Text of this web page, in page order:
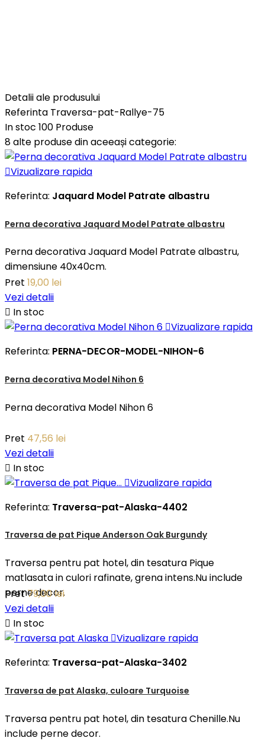
Detalii ale produsului
Referinta Traversa-pat-Rallye-75
In stoc 100 Produse
8 alte produse din aceeași categorie:
Vizualizare rapida
Referinta: Jaquard Model Patrate albastru
Perna decorativa Jaquard Model Patrate albastru
Perna decorativa Jaquard Model Patrate albastru,
dimensiune 40x40cm.
Pret 19,00 lei
Vezi detalii
 In stoc
Vizualizare rapida
Referinta: PERNA-DECOR-MODEL-NIHON-6
Perna decorativa Model Nihon 6
Perna decorativa Model Nihon 6
Pret 47,56 lei
Vezi detalii
 In stoc
Vizualizare rapida
Referinta: Traversa-pat-Alaska-4402
Traversa de pat Pique Anderson Oak Burgundy
Traversa pentru pat hotel, din tesatura Pique
matlasata in culori rafinate, grena intens.Nu include
perne decor.
Pret79,00 lei
Vezi detalii
 In stoc
Vizualizare rapida
Referinta: Traversa-pat-Alaska-3402
Traversa de pat Alaska, culoare Turquoise
Traversa pentru pat hotel, din tesatura Chenille.Nu
include perne decor.